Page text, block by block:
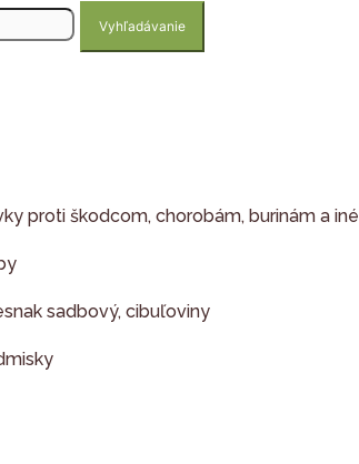
Vyhľadávanie
proti škodcom, chorobám, burinám a iné
sadbový, cibuľoviny